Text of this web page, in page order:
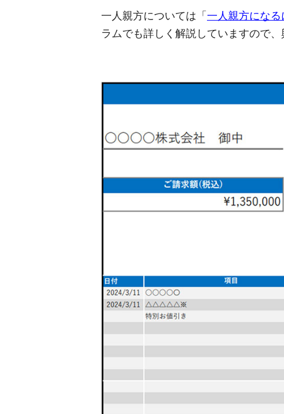
一人親方については「 一人親方になる
ラムでも詳しく解説していますので